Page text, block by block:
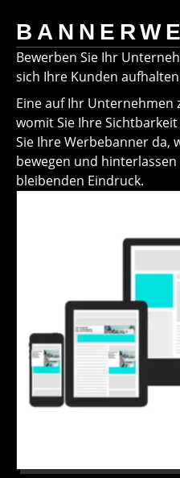
Bewerben Sie Ihr
sich Ihre Kunden aufhalten
Eine auf Ihr Unternehmen
womit Sie Ihre
Sie Ihre Werbebanner da,
bewegen und
bleibenden Eindruck.